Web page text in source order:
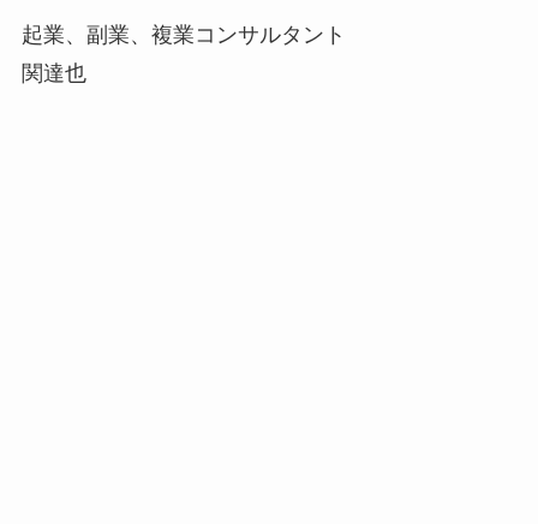
起業、副業、複業コンサルタント
関達也